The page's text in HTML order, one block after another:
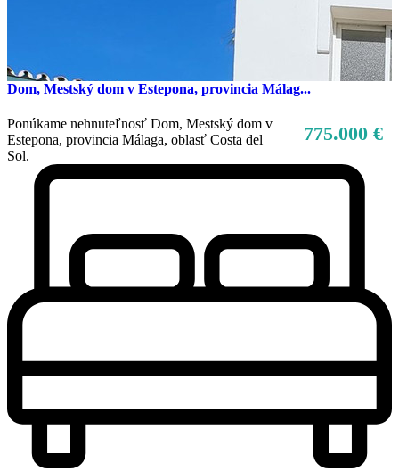
Dom, Mestský dom v Estepona, provincia Málag...
775.000 €
Ponúkame nehnuteľnosť Dom, Mestský dom v
Estepona, provincia Málaga, oblasť Costa del
Sol.